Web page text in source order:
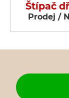
Štípač
Prodej /